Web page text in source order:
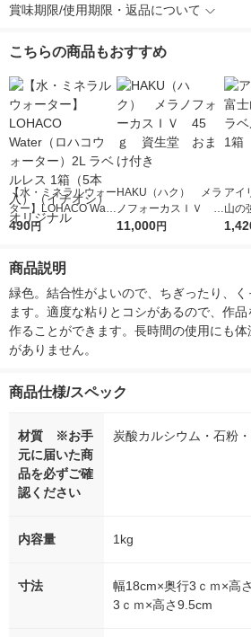
賞味期限/使用期限・返品について
こちらの商品もおすすめ
【水・ミネラルウォー
ター】LOHACO Wate
r（ロハコウォータ
シ） オリジナル
490円
HAKU（ハク） メラ
ノフォーカスＩＶ 4
5ｇ 資生堂 おまけ
11,000円
アイ
山の
レス
商品説明
緑色。結合性がよいので、ちぎったり、
ます。適度な粘りとコシがあるので、作
作ることができます。長時間の使用にも
がありません。
商品仕様/スペック
材質 ※お手
元に届いた商
品を必ずご確
認ください
炭酸カルシウム・石粉
内容量 1kg
寸法
幅18cm×奥行3ｃｍ×高
3ｃｍ×高さ9.5cm